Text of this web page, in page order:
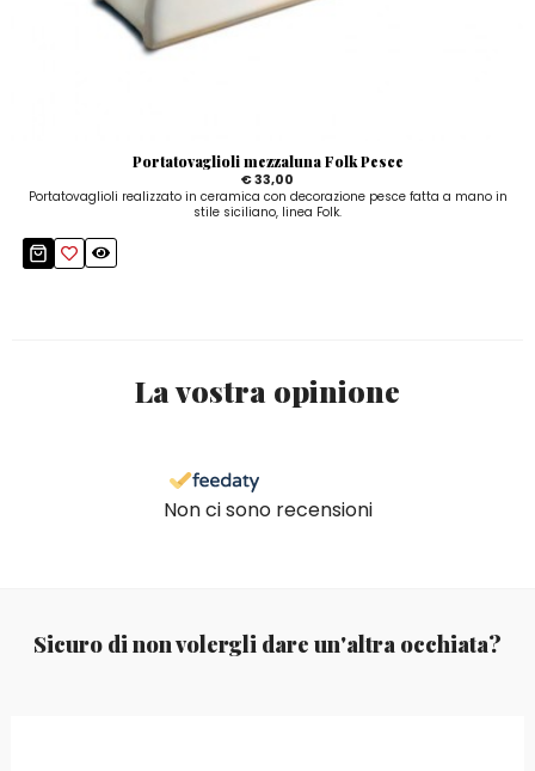
Portatovaglioli mezzaluna Folk Pesce
€ 33,00
Portatovaglioli realizzato in ceramica con decorazione pesce fatta a mano in
stile siciliano, linea Folk.
La vostra opinione
Non ci sono recensioni
Sicuro di non volergli dare un'altra occhiata?